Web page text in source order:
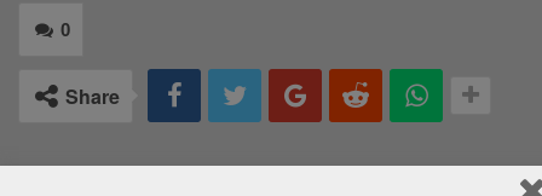
0
Share